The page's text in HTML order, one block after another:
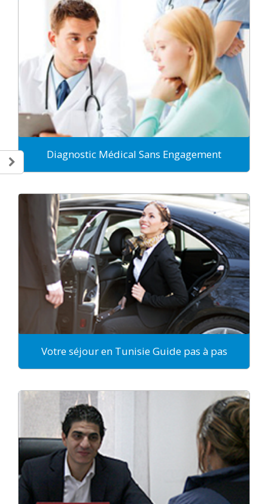
Diagnostic Médical Sans Engagement
Votre séjour en Tunisie Guide pas à pas